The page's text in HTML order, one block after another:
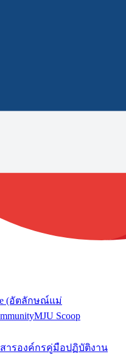
(อัตลักษณ์แม่
MJU Scoop
ารองค์กรคู่มือปฏิบัติงาน